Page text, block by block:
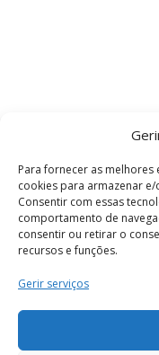
Para fornecer as
cookies para armazenar
Consentir com essas
comportamento de
consentir ou retirar o
recursos e funções.
Gerir serviços
Termos e